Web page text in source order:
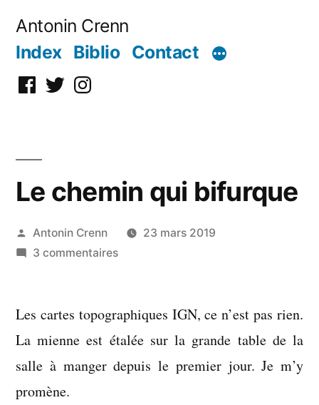
Antonin Crenn
Index Biblio Contact
Facebook
TwitterInstagram
Le chemin qui bifurque
Publié
par
Antonin Crenn
23 mars 2019
3 commentairessur
qui
Les cartes topographiques IGN, ce n’est pas rien.
La mienne est étalée sur la grande table de la
salle à manger depuis le premier jour. Je m’y
promène.